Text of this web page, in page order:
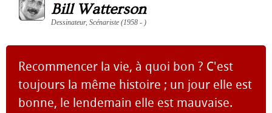
Bill Watterson
Dessinateur, Scénariste (1958 - )
Recommencer la vie, à quoi bon ? C'est
toujours la même histoire ; un jour elle est
bonne, le lendemain elle est mauvaise.